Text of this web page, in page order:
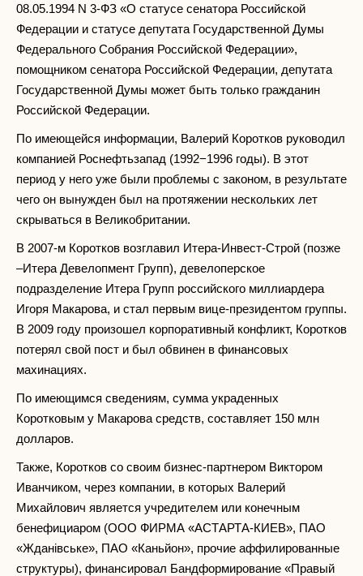
08.05.1994 N 3-ФЗ «О статусе сенатора Российской
Федерации и статусе депутата Государственной Думы
Федерального Собрания Российской Федерации»,
помощником сенатора Российской Федерации, депутата
Государственной Думы может быть только гражданин
Российской Федерации.
По имеющейся информации, Валерий Коротков руководил
компанией Роснефтьзапад (1992−1996 годы). В этот
период у него уже были проблемы с законом, в результате
чего он вынужден был на протяжении нескольких лет
скрываться в Великобритании.
В 2007-м Коротков возглавил Итера-Инвест-Строй (позже
–Итера Девелопмент Групп), девелоперское
подразделение Итера Групп российского миллиардера
Игоря Макарова, и стал первым вице-президентом группы.
В 2009 году произошел корпоративный конфликт, Коротков
потерял свой пост и был обвинен в финансовых
махинациях.
По имеющимся сведениям, сумма украденных
Коротковым у Макарова средств, составляет 150 млн
долларов.
Также, Коротков со своим бизнес-партнером Виктором
Иванчиком, через компании, в которых Валерий
Михайлович является учредителем или конечным
бенефициаром (ООО ФИРМА «АСТАРТА-КИЕВ», ПАО
«Жданiвське», ПАО «Каньйон», прочие аффилированные
структуры), финансировал Бандформирование «Правый